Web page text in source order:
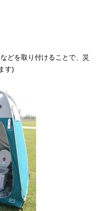
どを取り付けることで、災
す)